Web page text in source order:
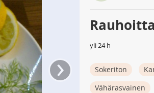
›
yli 24 h
Sokeriton
Vähärasvainen